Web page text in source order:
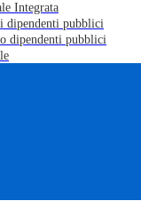
Integrata
dipendenti pubblici
dipendenti pubblici